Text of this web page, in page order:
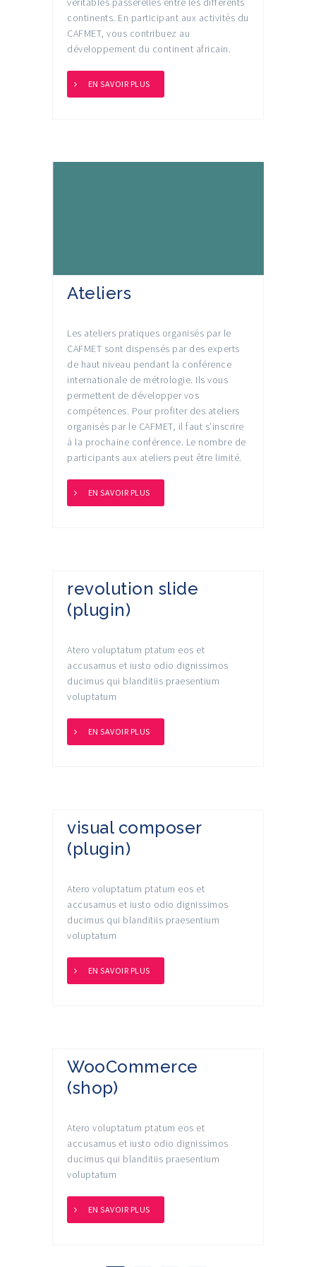
continents. En participant aux activités du
CAFMET, vous contribuez au
développement du continent africain.
EN SAVOIR PLUS
Ateliers
Les ateliers pratiques organisés par le
CAFMET sont dispensés par des experts
de haut niveau pendant la conférence
internationale de métrologie. Ils vous
permettent de développer vos
compétences. Pour profiter des ateliers
organisés par le CAFMET, il faut s’inscrire
à la prochaine conférence. Le nombre de
participants aux ateliers peut être limité.
EN SAVOIR PLUS
revolution slide
(plugin)
Atero voluptatum ptatum eos et
accusamus et iusto odio dignissimos
ducimus qui blanditiis praesentium
voluptatum
EN SAVOIR PLUS
visual composer
(plugin)
Atero voluptatum ptatum eos et
accusamus et iusto odio dignissimos
ducimus qui blanditiis praesentium
voluptatum
EN SAVOIR PLUS
WooCommerce
(shop)
Atero voluptatum ptatum eos et
accusamus et iusto odio dignissimos
ducimus qui blanditiis praesentium
voluptatum
EN SAVOIR PLUS